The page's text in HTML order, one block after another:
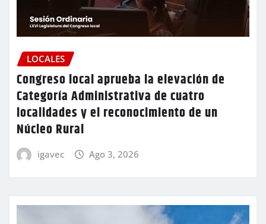
LOCALES
Congreso local aprueba la elevación de
Categoría Administrativa de cuatro
localidades y el reconocimiento de un
Núcleo Rural
igavec Ago 3, 2026